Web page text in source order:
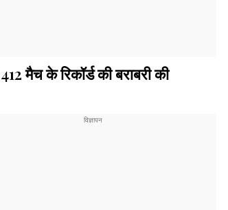
मैच के रिकॉर्ड की बराबरी की